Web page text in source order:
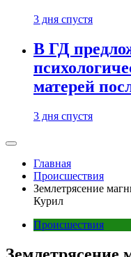
3 дня спустя
В ГД
матерей
3 дня спустя
Главная
Происшествия
Землетрясение
Курил
Происшествия